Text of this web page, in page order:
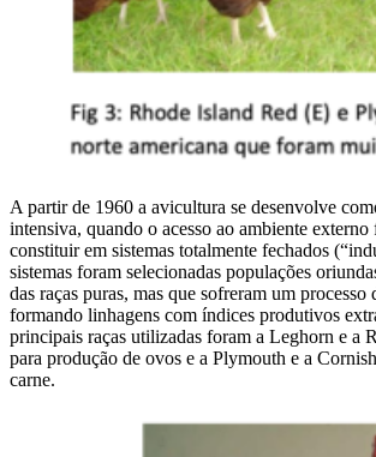
A partir de 1960 a avicultura se desenvolve
intensiva, quando o acesso ao ambiente
constituir em sistemas totalmente fechados
sistemas foram selecionadas populações
das raças puras, mas que sofreram um processo
formando linhagens com índices produtivos
principais raças utilizadas foram a Leghorn e a
para produção de ovos e a Plymouth e a
carne.